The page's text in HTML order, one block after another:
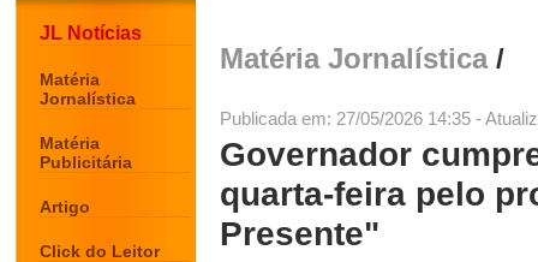
JL Notícias
Matéria
Jornalística
Matéria
Publicitária
Artigo
Click do Leitor
Matéria Jornalística/
Publicada em: 27/05/2026 14:35 -
Governador
quarta-feira pelo
Presente"